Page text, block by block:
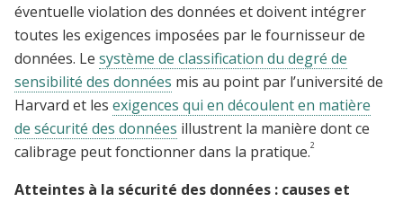
éventuelle violation des données et doivent intégrer
toutes les exigences imposées par le fournisseur de
données. Le système de classification du degré de
sensibilité des données mis au point par l’université de
Harvard et les exigences qui en découlent en matière
de sécurité des données illustrent la manière dont ce
calibrage peut fonctionner dans la pratique.2
Atteintes à la sécurité des données : causes et